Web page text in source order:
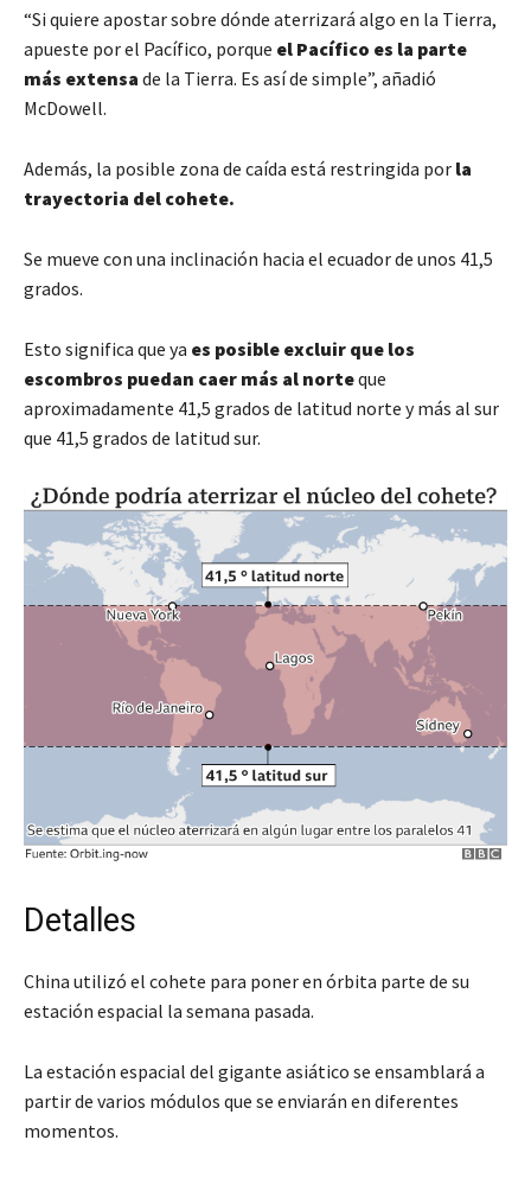
“Si quiere apostar sobre dónde aterrizará algo en la Tierra,
apueste por el Pacífico, porque el Pacífico es la parte
más extensa de la Tierra. Es así de simple”, añadió
McDowell.
Además, la posible zona de caída está restringida por la
trayectoria del cohete.
Se mueve con una inclinación hacia el ecuador de unos 41,5
grados.
Esto significa que ya es posible excluir que los
escombros puedan caer más al norteque
aproximadamente 41,5 grados de latitud norte y más al sur
que 41,5 grados de latitud sur.
Detalles
China utilizó el cohete para poner en órbita parte de su
estación espacial la semana pasada.
La estación espacial del gigante asiático se ensamblará a
partir de varios módulos que se enviarán en diferentes
momentos.